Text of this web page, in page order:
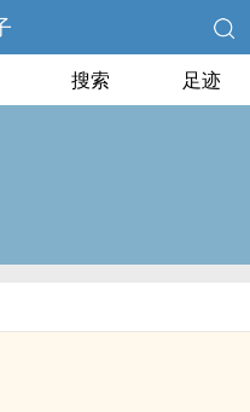
搜索 足迹